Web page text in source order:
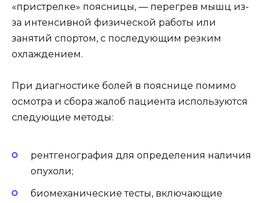
«пристрелке» поясницы, — перегрев мышц из-
за интенсивной физической работы или
занятий спортом, с последующим резким
охлаждением.
При диагностике болей в пояснице помимо
осмотра и сбора жалоб пациента используются
следующие методы:
рентгенография для определения наличия
опухоли;
биомеханические тесты, включающие